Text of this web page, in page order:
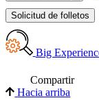
Solicitud de folletos
Big
Compartir
Hacia arriba